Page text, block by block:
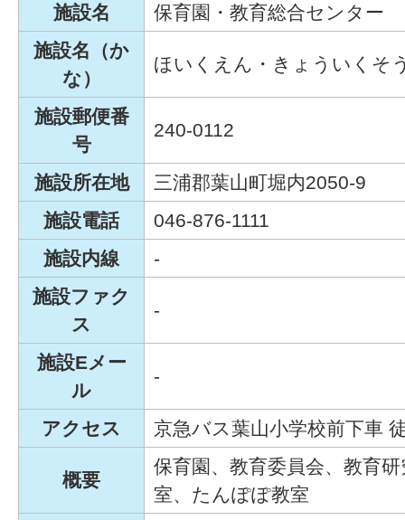
施設名
保育園・教育総合センター
施設名（か
な）
ほいくえん・きょういくそ
施設郵便番
号
240-0112
施設所在地
三浦郡葉山町堀内2050-9
施設電話
046-876-1111
施設内線
-
施設ファク
ス
-
施設Eメー
ル
-
アクセス 京急バス葉山小学校前下車
概要
保育園、教育委員会、教育
室、たんぽぽ教室